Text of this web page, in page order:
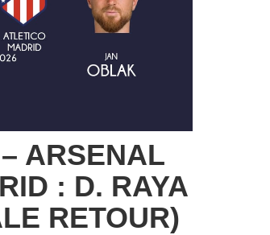
ARSENAL
: D. RAYA
RETOUR)